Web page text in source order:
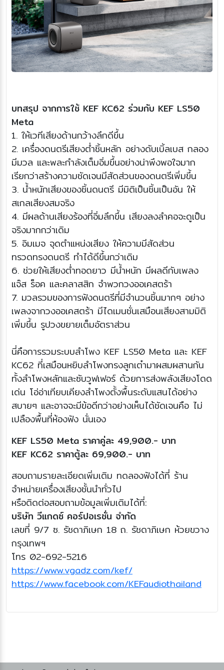
บทสรุป จากการใช้ KEF KC62 ร่วมกับ KEF LS50
Meta
1. ให้เวทีเสียงด้านกว้างลึกดีขึ้น
2. เครื่องดนตรีเสียงต่ำชิ้นหลัก อย่างดับเบิ้ลเบส กลอง
มีมวล และพละกำลังเต็มอิ่มขึ้นอย่างน่าพึงพอใจมาก
เรียกว่าสร้างความชัดเจนมีสัดส่วนของดนตรีเพิ่มขึ้น
3. น้ำหนักเสียงของชิ้นดนตรี มีมิติเป็นชิ้นเป็นอัน ให้
สเกลเสียงสมจริง
4. มีผลด้านเสียงร้องที่อิ่มลึกขึ้น เสียงลงลำคอจะดูเป็น
จริงมากกว่าเดิม
5. อิมเมจ จุดตำแหน่งเสียง ให้ความมีสัดส่วน
ทรวดทรงดนตรี ทำได้ดีขึ้นกว่าเดิม
6. ช่วยให้เสียงต่ำทอดยาว มีน้ำหนัก มีผลดีกับเพลง
แจ๊ส ร็อค และคลาสสิก จำพวกวงออเคสตร้า
7. มวลรวมของการฟังดนตรีที่มีจำนวนชิ้นมากๆ อย่าง
เพลงจากวงออเคสตร้า มีไดเมนชั่นเสมือนเสียงสามมิติ
เพิ่มขึ้น รูปวงขยายเต็มอัตราส่วน
นี่คือการรวมระบบลำโพง KEF LS50 Meta และ KEF
KC62 ที่เสมือนหยิบลำโพงทรงลูกเต๋ามาผสมผสานกัน
ทั้งลำโพงหลักและซับวูฟเฟอร์ ด้วยการส่งพลังเสียงโดด
เด่น โอ่อ่าเทียบเคียงลำโพงตั้งพื้นระดับแสนได้อย่าง
สบายๆ และอาจจะมีข้อดีกว่าอย่างเห็นได้ชัดเจนคือ ไม่
เปลืองพื้นที่ห้องฟัง นั่นเอง
KEF LS50 Meta ราคาคู่ละ 49,900.- บาท
KEF KC62 ราคาตู้ละ 69,900.- บาท
สอบถามรายละเอียดเพิ่มเติม ทดลองฟังได้ที่ ร้าน
จำหน่ายเครื่องเสียงชั้นนำทั่วไป
หรือติดต่อสอบถามข้อมูลเพิ่มเติมได้ที่:
บริษัท วีแกดซ์ คอร์ปอเรชั่น จำกัด
เลขที่ 9/7 ซ. รัชดาภิเษก 18 ถ. รัชดาภิเษก ห้วยขวาง
กรุงเทพฯ
โทร 02-692-5216
https://www.vgadz.com/kef/
https://www.facebook.com/KEFaudiothailand